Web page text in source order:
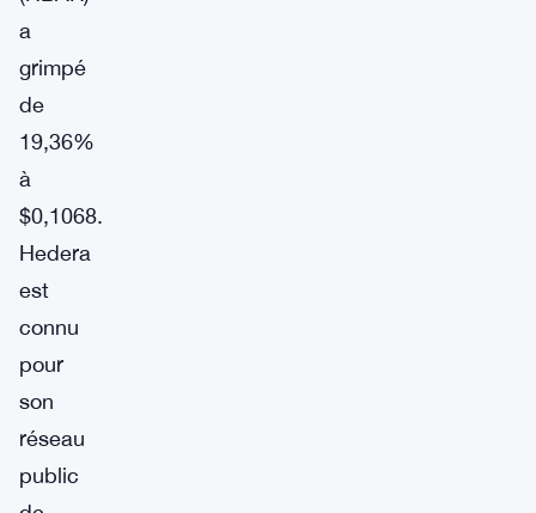
a
grimpé
de
19,36%
à
$0,1068.
Hedera
est
connu
pour
son
réseau
public